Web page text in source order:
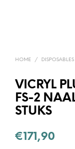
HOME / DISPOSABLES
VICRYL
FS-2
STUKS
€171,90